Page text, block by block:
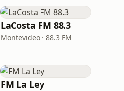
LaCosta FM 88.3
Montevideo · 88.3 FM
FM La Ley